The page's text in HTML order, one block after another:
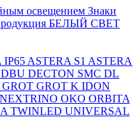
освещением Знаки
БЕЛЫЙ СВЕТ
IP65 ASTERA S1 ASTERA
DBU DECTON SMC DL
GROT GROT K IDON
NEXTRINO OKO ORBITA
TWINLED UNIVERSAL